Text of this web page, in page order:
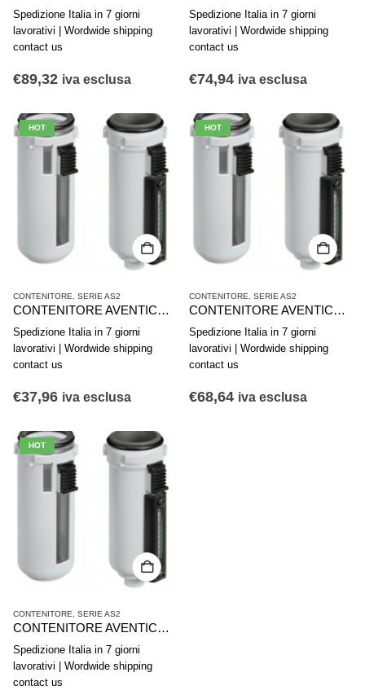
Spedizione Italia in 7 giorni
lavorativi | Wordwide shipping
contact us
€89,32 iva esclusa
Spedizione Italia in 7 giorni
lavorativi | Wordwide shipping
contact us
€74,94 iva esclusa
HOT
CONTENITORE SERIE AS2
CONTENITORE AVENTICS SERIE AS2-CLS CLP CLC R412006344
Spedizione Italia in 7 giorni
lavorativi | Wordwide shipping
contact us
€37,96 iva esclusa
HOT
CONTENITORE SERIE AS2
CONTENITORE AVENTICS SERIE AS2-CLS CLP CLC R412006340
Spedizione Italia in 7 giorni
lavorativi | Wordwide shipping
contact us
€68,64 iva esclusa
HOT
CONTENITORE SERIE AS2
CONTENITORE AVENTICS SERIE AS2-CLS CLP CLC R412006339
Spedizione Italia in 7 giorni
lavorativi | Wordwide shipping
contact us